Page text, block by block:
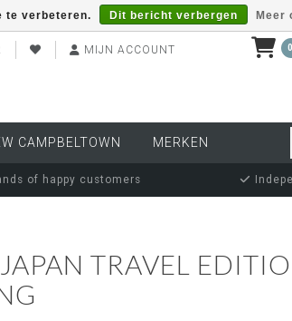
MIJN ACCOUNT 0
CAMPBELTOWN MERKEN
of happy customers
TRAVEL
te verbeteren. Dit bericht verbergen Meer